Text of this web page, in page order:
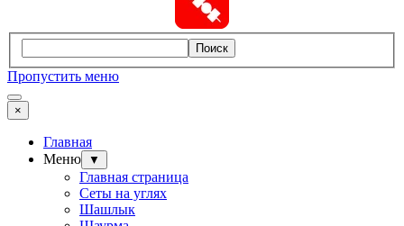
Поиск
Пропустить меню
×
Главная
Меню
▼
Главная страница
Сеты на углях
Шашлык